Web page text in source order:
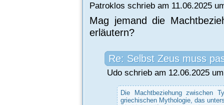
Patroklos schrieb am 11.06.2025
Mag jemand die
erläutern?
Re: Selbst Zeus muss
Udo schrieb am 12.06.2025
Die Machtbeziehung zwischen
griechischen Mythologie, das